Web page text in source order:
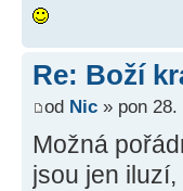
Re: Boží
od Nic » pon
Možná
jsou jen